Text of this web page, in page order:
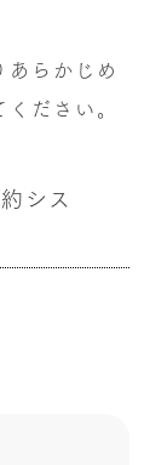
らかじめ
ださい。
シス